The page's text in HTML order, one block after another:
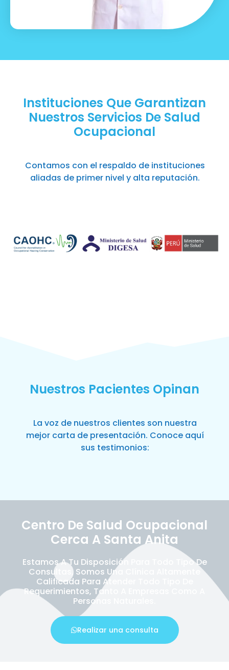
Instituciones Que Garantizan
Nuestros Servicios De Salud
Ocupacional
Contamos con el respaldo de instituciones
aliadas de primer nivel y alta reputación.
Nuestros Pacientes Opinan
La voz de nuestros clientes son nuestra
mejor carta de presentación. Conoce aquí
sus testimonios:
Centro De Salud Ocupacional
Cerca A Santa Anita
Estamos A Tu Disposición Para Todo Tipo De
Consultas, Somos Una Clínica Altamente
Calificada Para Atender Todo Tipo De
Requerimientos, Tanto A Empresas Como A
Personas Naturales.
Realizar una consulta